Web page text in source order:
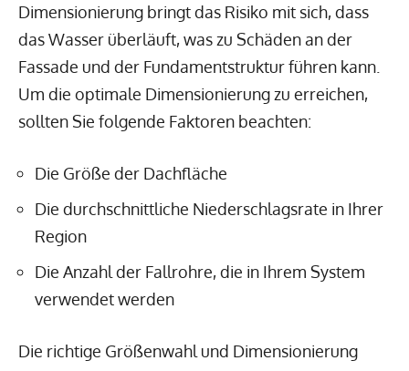
Dimensionierung bringt das Risiko mit sich, dass
das Wasser überläuft, was zu Schäden an der
Fassade und der Fundamentstruktur führen kann.
Um die optimale Dimensionierung zu erreichen,
sollten Sie folgende Faktoren beachten:
Die Größe der Dachfläche
Die durchschnittliche Niederschlagsrate in Ihrer
Region
Die Anzahl der Fallrohre, die in Ihrem System
verwendet werden
Die richtige Größenwahl und Dimensionierung